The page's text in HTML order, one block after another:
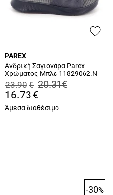
PAREX
Ανδρική Σαγιονάρα Parex
Χρώματος Μπλε 11829062.N
23.90 € 20.31€
16.73 €
Άμεσα διαθέσιμο
-30%